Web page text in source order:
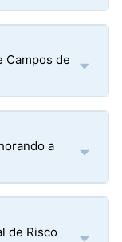
Campos de
a
de Risco